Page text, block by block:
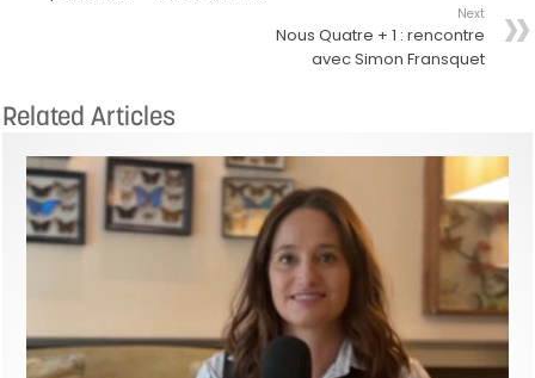
Next
Nous Quatre + 1 : rencontre
avec Simon Fransquet
Related Articles